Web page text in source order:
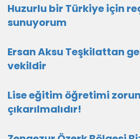
Huzurlu bir Türkiye için
sunuyorum
Ersan Aksu Teşkilattan
vekildir
Lise eğitim öğretimi
çıkarılmalıdır!